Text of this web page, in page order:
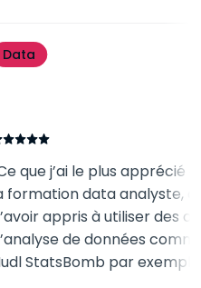
Ce que j’ai le
la formation data
d’avoir appris à
d’analyse de
Hudl StatsBomb